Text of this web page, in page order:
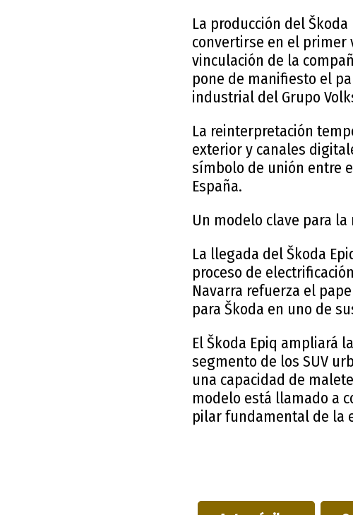
La producción del
convertirse en el primer
vinculación de la
pone de manifiesto el
industrial del Grupo
La reinterpretación
exterior y canales
símbolo de unión entre
España.
Un modelo clave para
La llegada del Škoda
proceso de
Navarra refuerza el
para Škoda en uno de
El Škoda Epiq ampliará
segmento de los SUV
una capacidad de
modelo está llamado a
pilar fundamental de la